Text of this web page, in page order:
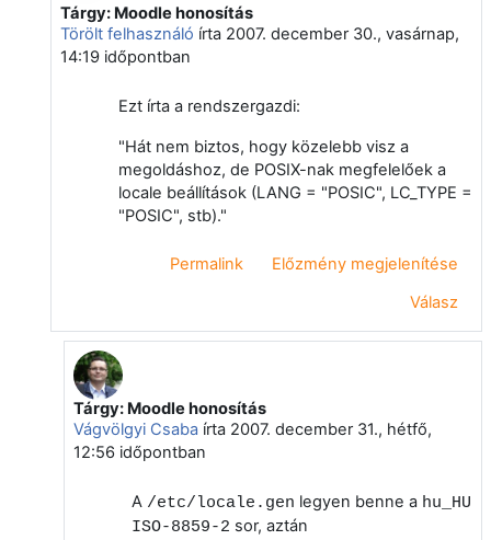
Válasz erre: Vágvölgyi Csaba
Tárgy: Moodle honosítás
Törölt felhasználó írta 2007. december 30., vasárnap,
14:19időpontban
Ezt írta a rendszergazdi:
"Hát nem biztos, hogy közelebb visz a
megoldáshoz, de POSIX-nak megfelelőek a
locale beállítások (LANG = "POSIC", LC_TYPE =
"POSIC", stb)."
Permalink
Előzmény megjelenítése
Válasz
Válasz erre: Törölt felhasználó
Tárgy: Moodle honosítás
Vágvölgyi Csabaírta 2007. december 31., hétfő,
12:56időpontban
A /etc/locale.gen legyen benne a hu_HU
ISO-8859-2 sor, aztán